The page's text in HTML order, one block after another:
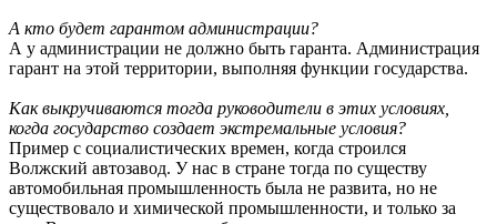
А кто будет гарантом администрации?
А у администрации не должно быть гаранта. Администрация
гарант на этой территории, выполняя функции государства.
Как выкручиваются тогда руководители в этих условиях,
когда государство создает экстремальные условия?
Пример с социалистических времен, когда строился
Волжский автозавод. У нас в стране тогда по существу
автомобильная промышленность была не развита, но не
существовало и химической промышленности, и только за